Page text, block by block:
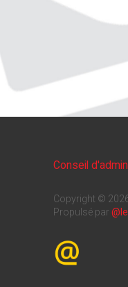
Conseil
Copyright ©
Propulsé par